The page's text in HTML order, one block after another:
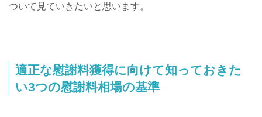
ついて見ていきたいと思います。
適正な慰謝料獲得に向けて知っておきた
い3つの慰謝料相場の基準